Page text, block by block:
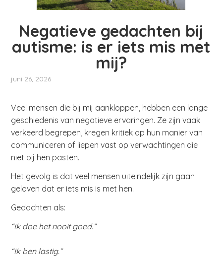
Negatieve gedachten bij
autisme: is er iets mis met
mij?
juni 26, 2026
Veel mensen die bij mij aankloppen, hebben een lange
geschiedenis van negatieve ervaringen. Ze zijn vaak
verkeerd begrepen, kregen kritiek op hun manier van
communiceren of liepen vast op verwachtingen die
niet bij hen pasten.
Het gevolg is dat veel mensen uiteindelijk zijn gaan
geloven dat er iets mis is met hen.
Gedachten als:
“Ik doe het nooit goed.”
“Ik ben lastig.”